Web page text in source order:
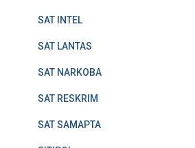
SAT INTEL
SAT LANTAS
SAT NARKOBA
SAT RESKRIM
SAT SAMAPTA